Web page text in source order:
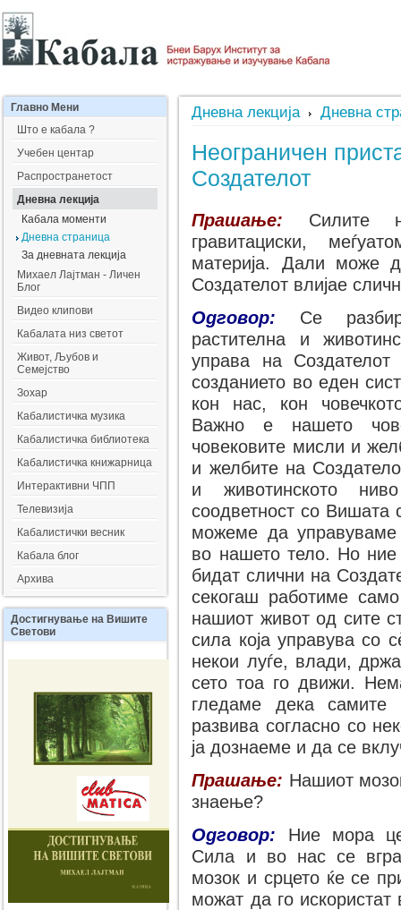
Дневна лекција Дневна
Неограничен
Создателот
Прашање: Силите на
гравитациски,
материја. Дали може
Создателот влијае
Одговор:
Се
растителна и
управа на
созданието во еден
кон нас, кон
Важно е нашето
човековите мисли и
и желбите на
и животинското
соодветност со Вишата
можеме да управуваме
во нашето тело. Но
бидат слични на
секогаш работиме
нашиот живот од сите
сила која управува со
некои луѓе, влади,
сето тоа го движи.
гледаме дека
развива согласно со
ја дознаеме и да се
Прашање: Нашиот
знаење?
Одговор:
Ние мора
Сила и во нас се
мозок и срцето ќе се
можат да го
Главно Мени
Што е кабала ?
Учебен центар
Распространетост
Дневна лекција
Кабала моменти
Дневна страница
За дневната лекција
Mихаел Лајтман - Личен
Блог
Видео клипови
Кабалата низ светот
Живот, Љубов и
Семејство
Зохар
Кабалистичка музика
Кабалистичка библиотека
Кабалистичка книжарница
Интерактивни ЧПП
Телевизија
Кабалистички весник
Кабала блог
Архива
Достигнување на Вишите
Светови